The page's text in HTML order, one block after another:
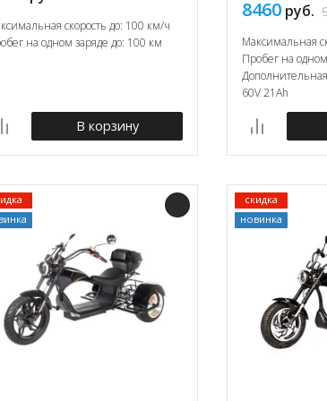
скорость до: 100 км/ч
на одном заряде до: 100 км
В корзину
8460 руб.
Максимальная
Пробег на
60V 21Ah
скидка
новинка